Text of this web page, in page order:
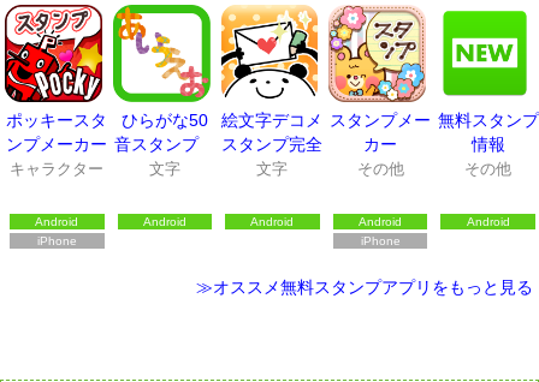
ポッキースタ
ンプメーカー
キャラクター
Android
iPhone
ひらがな50
音スタンプ
無料で使える
リ
文字
Android
絵文字デコメ
スタンプ完全
無料★えもじ
バ+*
文字
Android
スタンプメー
カー
その他
Android
iPhone
無料スタンプ
情報
その他
Android
≫オススメ無料スタンプアプリをもっと見る